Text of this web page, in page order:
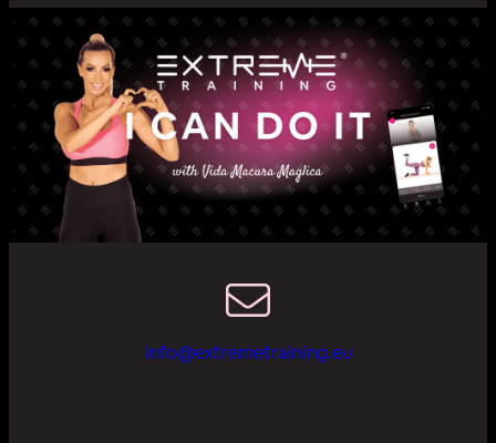
info@extremetraining.eu